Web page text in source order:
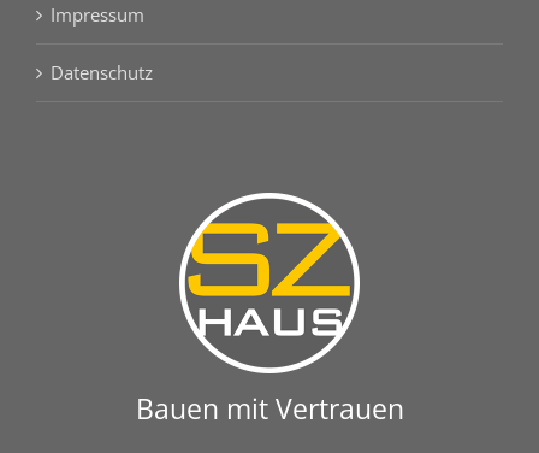
Impressum
Datenschutz
Bauen mit Vertrauen